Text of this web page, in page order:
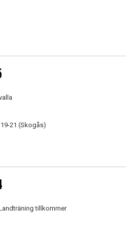
21 (Skogås)
tillkommer